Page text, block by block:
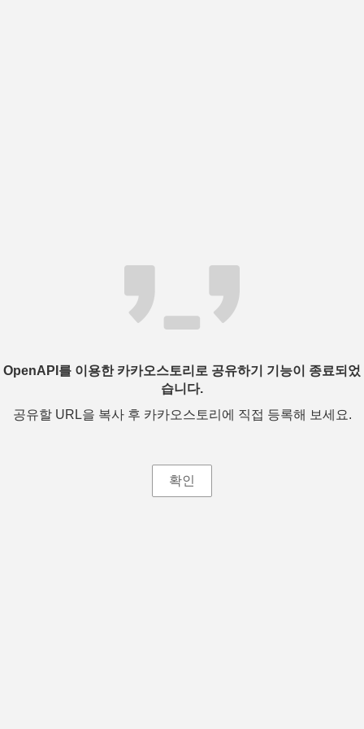
OpenAPI를 이용한 카카오스토리로 공유하기 기능이 종료되었
습니다.
공유할 URL을 복사 후 카카오스토리에 직접 등록해 보세요.
확인